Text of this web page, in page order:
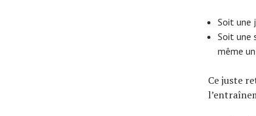
Soit une
Soit une
même
Ce juste